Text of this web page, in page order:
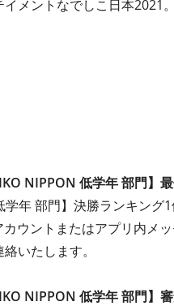
メントなでしこ日本2021
NIPPON 低学年 部門】最
学年 部門】決勝ランキン
ウントまたはアプリ内メ
いたします。
NIPPON 低学年 部門】審